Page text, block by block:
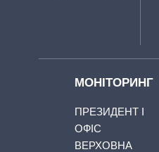
МОНІТОРИНГ
ПРЕЗИДЕНТ І
ОФІС
ВЕРХОВНА